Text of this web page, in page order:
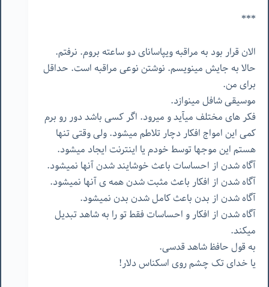
***
الان قرار بود به مراقبه ویپاسانای دو ساعته بروم. نرفتم.
حالا به جایش مینویسم. نوشتن نوعی مراقبه است. حداقل
برای من.
موسیقی شافل مینوازد.
فکر های مختلف میآید و میرود. اگر کسی باشد دور رو برم
کمی این امواج افکار دچار تلاطم میشود. ولی وقتی تنها
هستم این موجها توسط خودم یا اینترنت ایجاد میشود.
آگاه شدن از احساسات باعث خوشایند شدن آنها نمیشود.
آگاه شدن از افکار باعث مثبت شدن همه ی آنها نمیشود.
آگاه شدن از بدن باعث کامل شدن بدن نمیشود.
آگاه شدن از افکار و احساسات فقط تو را به شاهد تبدیل
میکند.
به قول حافظ شاهد قدسی.
یا خدای تک چشم روی اسکناس دلار!